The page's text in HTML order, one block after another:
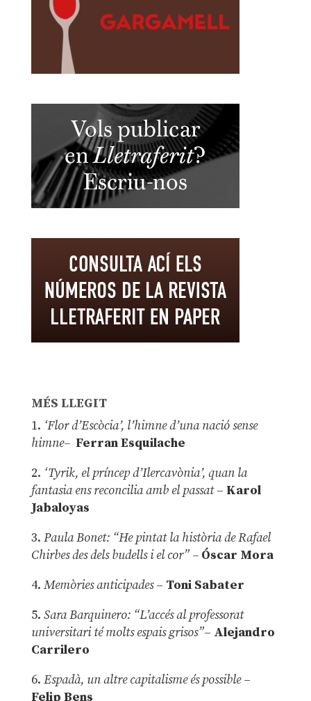
MÉS LLEGIT
1. ‘Flor d’Escòcia’, l’himne d’una nació sense
himne– Ferran Esquilache
2. ‘Tyrik, el príncep d’Ilercavònia’, quan la
fantasia ens reconcilia amb el passat– Karol
Jabaloyas
3. Paula Bonet: “He pintat la història de Rafael
Chirbes des dels budells i el cor” –Óscar Mora
4. Memòries anticipades– Toni Sabater
5. Sara Barquinero: “L’accés al professorat
universitari té molts espais grisos”– Alejandro
Carrilero
6. Espadà, un altre capitalisme és possible –
Felip Bens